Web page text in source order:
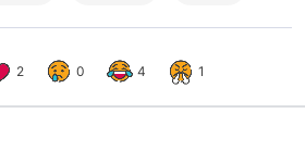
2 0 4 1